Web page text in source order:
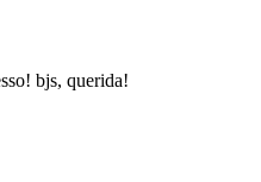
bjs, querida!